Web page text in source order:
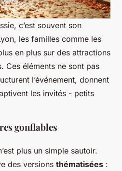
c’est souvent son
les familles comme les
en plus sur des attractions
Ces éléments ne sont pas
l’événement, donnent
les invités - petits
gonflables
plus un simple sautoir.
des versions thématisées :